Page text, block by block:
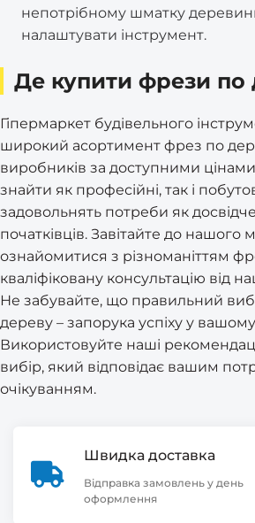
непотрібному шматку
налаштувати інструмент.
Де купити фрези по
Гіпермаркет будівельного
широкий асортимент фрез по
виробників за доступними
знайти як професійні, так і
задовольнять потреби як
початківців. Завітайте до нашого
ознайомитися з різноманіттям
кваліфіковану консультацію від
Не забувайте, що правильний
дереву – запорука успіху у
Використовуйте наші
вибір, який відповідає вашим
очікуванням.
Швидка доставка
Відправка замовлень у день
оформлення